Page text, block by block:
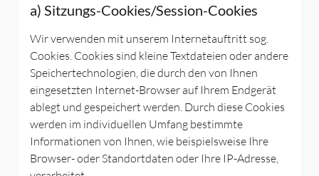
a) Sitzungs-Cookies/Session-Cookies
Wir verwenden mit unserem Internetauftritt sog.
Cookies. Cookies sind kleine Textdateien oder andere
Speichertechnologien, die durch den von Ihnen
eingesetzten Internet-Browser auf Ihrem Endgerät
ablegt und gespeichert werden. Durch diese Cookies
werden im individuellen Umfang bestimmte
Informationen von Ihnen, wie beispielsweise Ihre
Browser- oder Standortdaten oder Ihre IP-Adresse,